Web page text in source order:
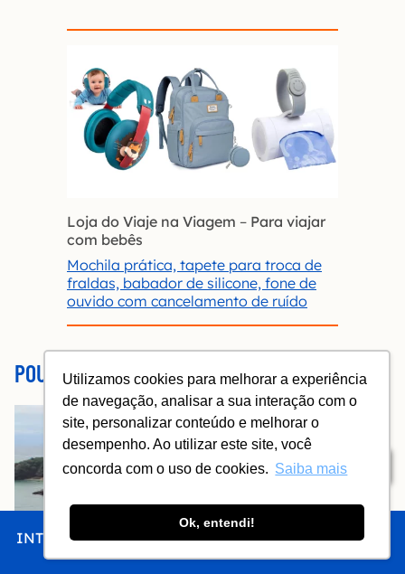
Utilizamos cookies para melhorar a experiência
de navegação, analisar a sua interação com o
site, personalizar conteúdo e melhorar o
desempenho. Ao utilizar este site, você
concorda com o uso de cookies. Saiba mais
Ok, entendi!
INTRO CHEGAR FICAR COMER FAZER
Índice
Loja do Viaje na Viagem – Para viajar
com bebês
Mochila prática, tapete para troca de
fraldas, babador de silicone, fone de
ouvido com cancelamento de ruído
POUSADA BAÍA DO JOÃO